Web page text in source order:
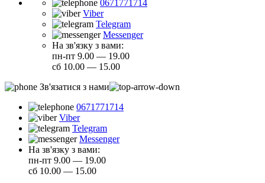
0671771714
Viber
Telegram
Messenger
На зв'язку з вами:
пн-пт 9.00 — 19.00
сб 10.00 — 15.00
Зв'язатися з нами
0671771714
Viber
Telegram
Messenger
На зв'язку з вами:
пн-пт 9.00 — 19.00
сб 10.00 — 15.00